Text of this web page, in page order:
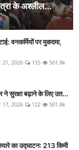
के अश्लील...
वनकर्मियों पर मुकदमा,
21, 2026 155 501.8k
ने सुरक्षा बढ़ाने के लिए उत...
17, 2026 122 501.8k
का उद्घाटन: 213 किमी